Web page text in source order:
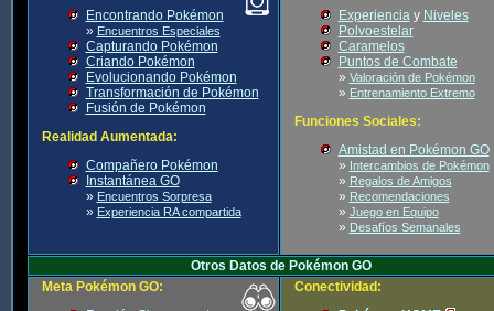
Encontrando Pokémon
» Encuentros Especiales
Capturando Pokémon
Criando Pokémon
Evolucionando Pokémon
Transformación de Pokémon
Fusión de Pokémon
Realidad Aumentada:
Compañero Pokémon
Instantánea GO
» Encuentros Sorpresa
» Experiencia RA compartida
Experienciay Niveles
Polvoestelar
Caramelos
Puntos de Combate
» Valoración de Pokémon
» Entrenamiento Extremo
Funciones Sociales:
Amistad en Pokémon GO
» Intercambios de Pokémon
» Regalos de Amigos
» Recomendaciones
» Juego en Equipo
» Desafíos Semanales
Otros Datos de Pokémon GO
Meta Pokémon GO:
Conectividad: